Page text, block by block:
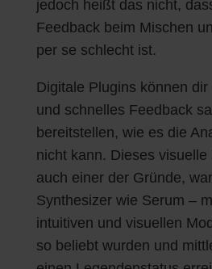
jedoch heißt das nicht,
Feedback beim Mischen
per se schlecht ist.
Digitale Plugins können
und schnelles Feedback
bereitstellen, wie es die
nicht kann. Dieses visuelle
auch einer der Gründe,
Synthesizer wie Serum –
intuitiven und visuellen
so beliebt wurden und